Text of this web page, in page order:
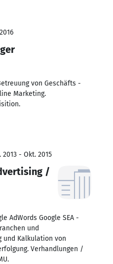
von Geschäfts -
Marketing.
- Okt. 2015
/
AdWords Google SEA -
und
und Kalkulation von
Verhandlungen /